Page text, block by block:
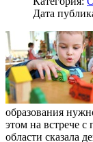
Дата
образования
этом на встрече
области сказала